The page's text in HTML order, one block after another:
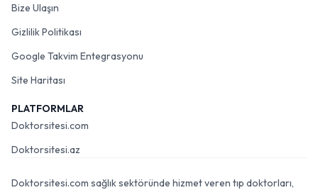
Bize Ulaşın
Gizlilik Politikası
Google Takvim Entegrasyonu
Site Haritası
PLATFORMLAR
Doktorsitesi.com
Doktorsitesi.az
Doktorsitesi.com sağlık sektöründe hizmet veren tıp doktorları,